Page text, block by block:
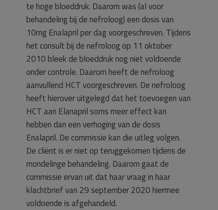
te hoge bloeddruk. Daarom was (al voor
behandeling bij de nefroloog) een dosis van
10mg Enalapril per dag voorgeschreven. Tijdens
het consult bij de nefroloog op 11 oktober
2010 bleek de bloeddruk nog niet voldoende
onder controle. Daarom heeft de nefroloog
aanvullend HCT voorgeschreven. De nefroloog
heeft hierover uitgelegd dat het toevoegen van
HCT aan Elanapril soms meer effect kan
hebben dan een verhoging van de dosis
Enalapril. De commissie kan die uitleg volgen.
De cliënt is er niet op teruggekomen tijdens de
mondelinge behandeling. Daarom gaat de
commissie ervan uit dat haar vraag in haar
klachtbrief van 29 september 2020 hiermee
voldoende is afgehandeld.